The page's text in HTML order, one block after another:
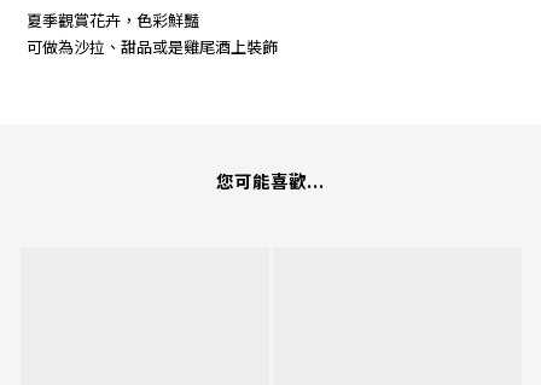
夏季觀賞花卉，色彩鮮豔
可做為沙拉、甜品或是雞尾酒上裝飾
您可能喜歡...